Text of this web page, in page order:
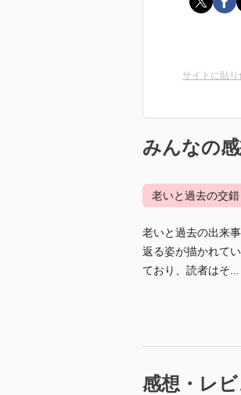
サイトに貼り
みんなの
老いと過去の交錯
老いと過去の出来
返る姿が描かれて
ており、読者はそ...
感想・レ